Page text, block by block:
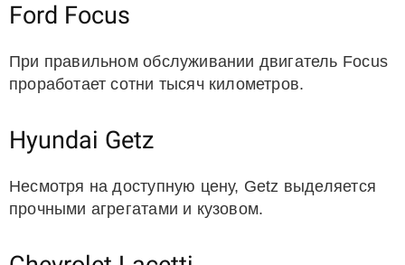
Ford Focus
При правильном обслуживании двигатель Focus
проработает сотни тысяч километров.
Hyundai Getz
Несмотря на доступную цену, Getz выделяется
прочными агрегатами и кузовом.